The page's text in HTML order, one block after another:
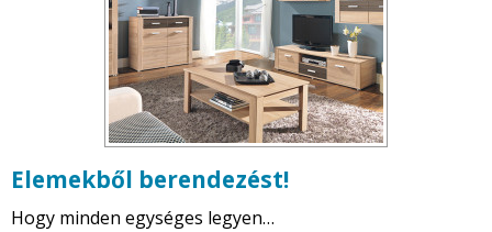
Elemekből berendezést!
Hogy minden egységes legyen…